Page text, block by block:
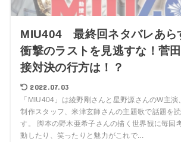
MIU404 最終回ネタバレあら
衝撃のラストを見逃すな！菅
接対決の行方は！？
2022.07.03
「MIU404」は綾野剛さんと星野源さんのW主
制作スタッフ、米津玄師さんの主題歌で話題を
す。 脚本の野木亜希子さんの描く世界観に毎回
動したり、笑ったりと魅力がこれで...